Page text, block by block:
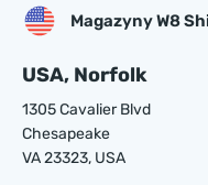
Magazyny W8
USA, Norfolk
1305 Cavalier Blvd
Chesapeake
VA 23323, USA